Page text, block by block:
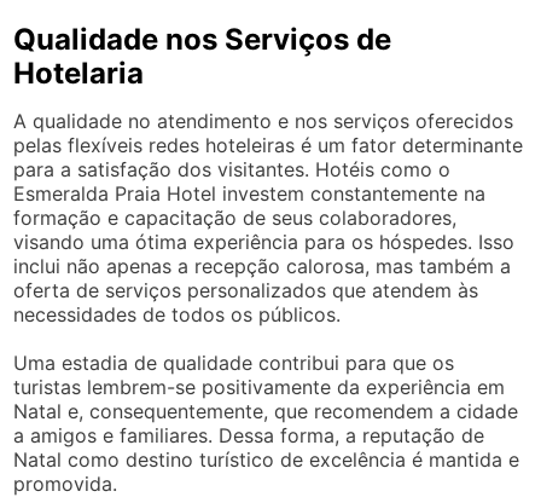
Qualidade nos Serviços de
Hotelaria
A qualidade no atendimento e nos serviços oferecidos
pelas flexíveis redes hoteleiras é um fator determinante
para a satisfação dos visitantes. Hotéis como o
Esmeralda Praia Hotel investem constantemente na
formação e capacitação de seus colaboradores,
visando uma ótima experiência para os hóspedes. Isso
inclui não apenas a recepção calorosa, mas também a
oferta de serviços personalizados que atendem às
necessidades de todos os públicos.
Uma estadia de qualidade contribui para que os
turistas lembrem-se positivamente da experiência em
Natal e, consequentemente, que recomendem a cidade
a amigos e familiares. Dessa forma, a reputação de
Natal como destino turístico de excelência é mantida e
promovida.